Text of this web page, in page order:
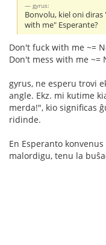
gyrus:
Bonvolu, kiel oni
with me" Esperante?
Don't fuck with me ~=
Don't mess with me ~=
gyrus, ne esperu trovi
angle. Ekz. mi kutime
merda!", kio significas
ridinde.
En Esperanto
malordigu, tenu la